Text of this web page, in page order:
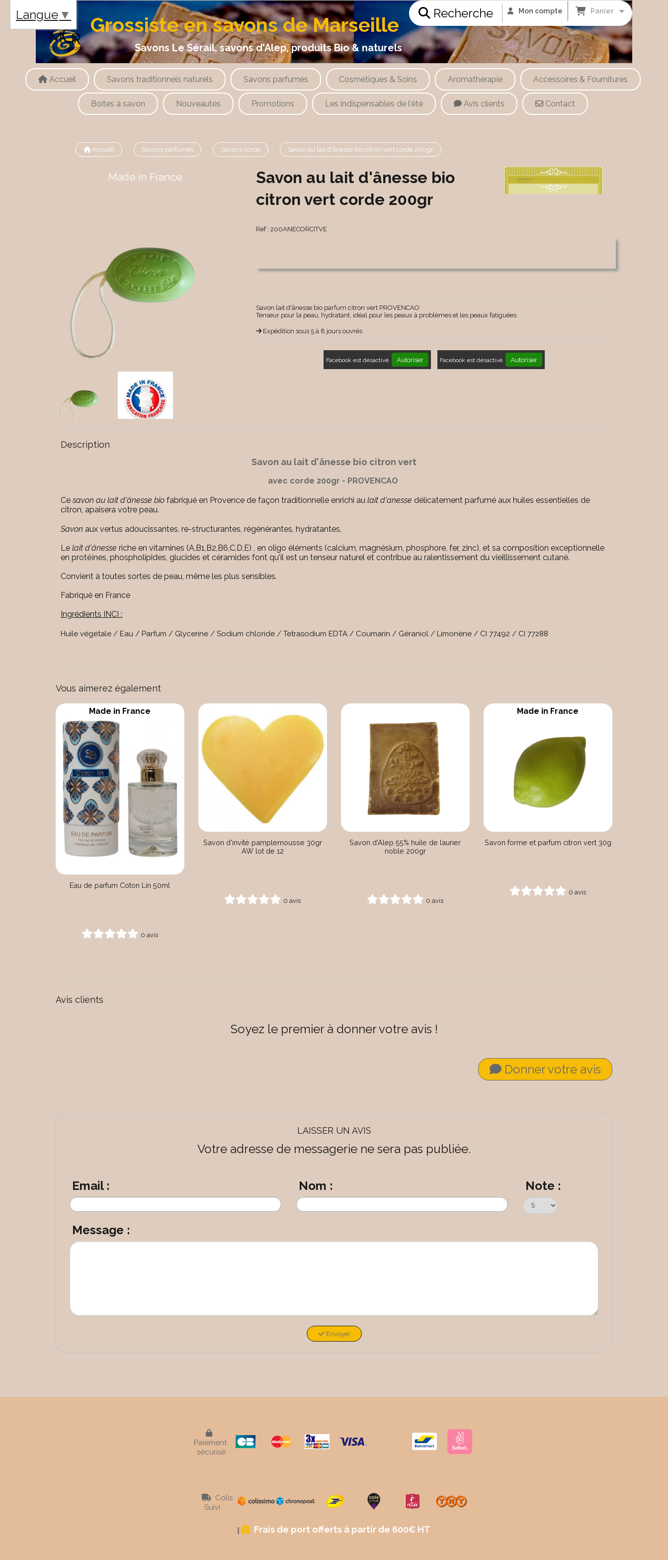
Grossiste en savons de Marseille
Savons Le Sérail, savons d'Alep, produits Bio & naturels
Recherche Mon compte Panier
Accueil Savons traditionnels naturels Savons parfumés Cosmétiques & Soins Aromathérapie Accessoires & Fournitures
Boites à savon Nouveautés Promotions Les indispensables de l'été Avis clients Contact
Accueil Savons parfumés Savons corde Savon au lait d'ânesse bio citron vert corde 200gr
Made in France
Savon au lait d'ânesse bio
citron vert corde 200gr
Ref : 200ANECORCITVE
Savon lait d'ânesse bio parfum citron vert PROVENCAO
Tenseur pour la peau, hydratant, idéal pour les peaux à problèmes et les peaux fatiguées.
Expédition sous 5 à 8 jours ouvrés
Facebook est désactivé. Autoriser Facebook est désactivé. Autoriser
Description
Savon au lait d'ânesse bio citron vert
avec corde 200gr - PROVENCAO
Ce savon au lait d'ânesse bio fabriqué en Provence de façon traditionnelle enrichi au lait d'anesse délicatement parfumé aux huiles essentielles de
citron, apaisera votre peau.
Savon aux vertus adoucissantes, re-structurantes, régénérantes, hydratantes,
Le lait d'ânesse riche en vitamines (A,B1,B2,B6,C,D,E) , en oligo éléments (calcium, magnésium, phosphore, fer, zinc), et sa composition exceptionnelle
en protéïnes, phospholipides, glucides et céramides font qu'il est un tenseur naturel et contribue au ralentissement du vieillissement cutané.
Convient à toutes sortes de peau, même les plus sensibles.
Fabriqué en France
Ingrédients INCI :
Huile végétale / Eau / Parfum / Glycerine / Sodium chloride / Tetrasodium EDTA / Coumarin / Géraniol / Limonène / CI 77492 / CI 77288
Vous aimerez également
Eau de parfum Coton Lin 50ml
0 avis
Made in France
Savon d'invité pamplemousse 30gr
AW lot de 12
0 avis
Savon d'Alep 55% huile de laurier
noble 200gr
0 avis
Savon forme et parfum citron vert 30g
0 avis
Made in France
Avis clients
Soyez le premier à donner votre avis !
Donner votre avis
LAISSER UN AVIS
Votre adresse de messagerie ne sera pas publiée.
Email : Nom : Note :
Message :
Envoyer

Paiement
sécurisé

Colis
Suivi
 Frais de port offerts à partir de 600€ HT
Langue ▼
Panneau de gestion des cookies